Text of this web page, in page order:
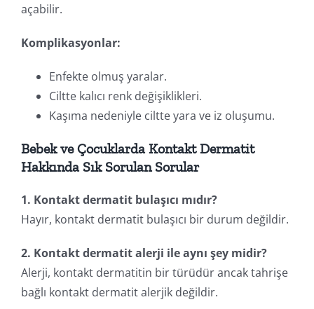
açabilir.
Komplikasyonlar:
Enfekte olmuş yaralar.
Ciltte kalıcı renk değişiklikleri.
Kaşıma nedeniyle ciltte yara ve iz oluşumu.
Bebek ve Çocuklarda Kontakt Dermatit
Hakkında Sık Sorulan Sorular
1. Kontakt dermatit bulaşıcı mıdır?
Hayır, kontakt dermatit bulaşıcı bir durum değildir.
2. Kontakt dermatit alerji ile aynı şey midir?
Alerji, kontakt dermatitin bir türüdür ancak tahrişe
bağlı kontakt dermatit alerjik değildir.